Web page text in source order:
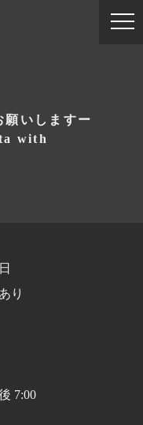
願いしますー
with
り
7:00